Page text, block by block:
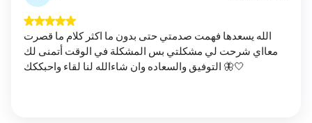
الله يسعدها فهمت صدمتي حتى بدون ما اكثر كلام ما قصرت
معااي شرحت لي مشكلتي بس المشكلة في الوقت أتمنى لك
التوفيق والسعاده وان شاءالله لنا لقاء واحبككك 🦋🤍